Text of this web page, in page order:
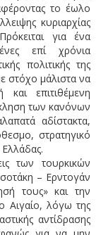
το έωλο
κυριαρχίας
για ένα
επί χρόνια
πολιτικής της
στόχο μάλιστα να
επιτιθέμενη
των κανόνων
αδίστακτα,
στρατηγικό
των τουρκικών
– Ερντογάν
τους» και την
Αιγαίο, λόγω της
αντίδρασης